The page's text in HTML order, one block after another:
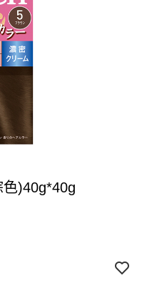
)40g*40g